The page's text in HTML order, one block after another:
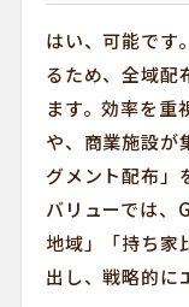
はい、可能です
るため、全域配
ます。効率を重
や、商業施設が
グメント配布」
バリューでは、
地域」「持ち家
出し、戦略的に